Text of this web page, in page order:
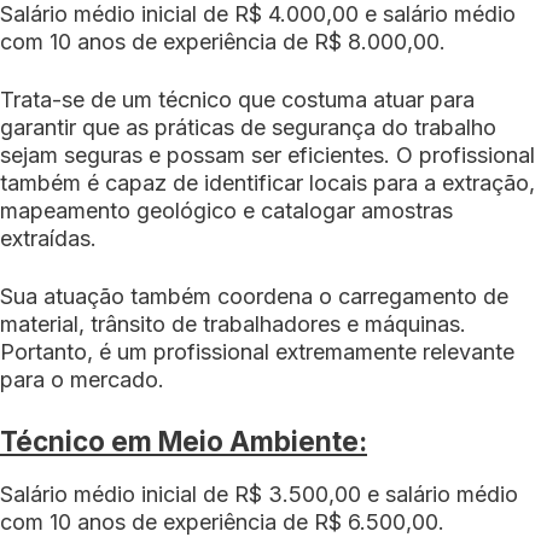
Salário médio inicial de R$ 4.000,00 e salário médio
com 10 anos de experiência de R$ 8.000,00.
Trata-se de um técnico que costuma atuar para
garantir que as práticas de segurança do trabalho
sejam seguras e possam ser eficientes. O profissional
também é capaz de identificar locais para a extração,
mapeamento geológico e catalogar amostras
extraídas.
Sua atuação também coordena o carregamento de
material, trânsito de trabalhadores e máquinas.
Portanto, é um profissional extremamente relevante
para o mercado.
Técnico em Meio Ambiente:
Salário médio inicial de R$ 3.500,00 e salário médio
com 10 anos de experiência de R$ 6.500,00.